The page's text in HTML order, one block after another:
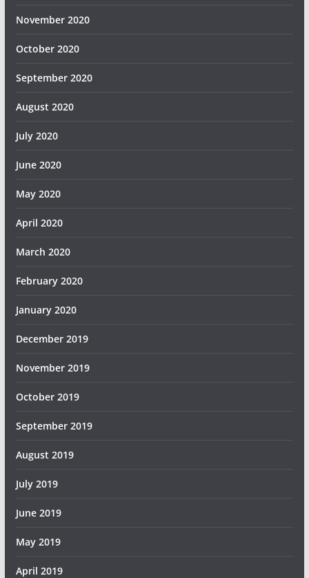
November 2020
October 2020
September 2020
August 2020
July 2020
June 2020
May 2020
April 2020
March 2020
February 2020
January 2020
December 2019
November 2019
October 2019
September 2019
August 2019
July 2019
June 2019
May 2019
April 2019